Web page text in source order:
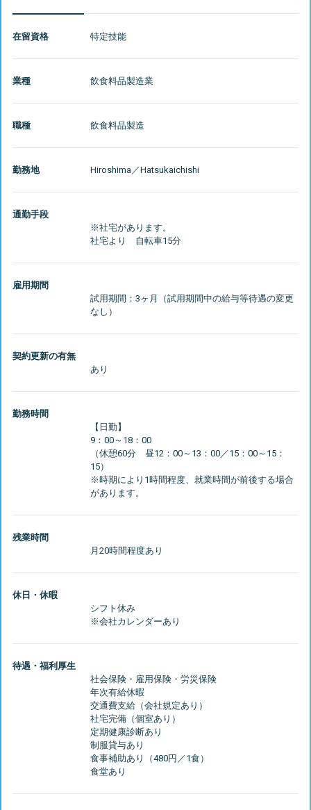
在留資格 特定技能
業種 飲食料品製造業
職種 飲食料品製造
勤務地 Hiroshima／Hatsukaichishi
通勤手段
※社宅があります。
雇用期間
試用期間：3ヶ月（試用期間中の給与等待遇の変更
契約更新の有無
勤務時間
【日勤】
9：00～18：00
（休憩60分 昼12：00～13：00／15：00～15：
15）
※時期により1時間程度、就業時間が前後する場合
残業時間
休日・休暇
シフト休み
待遇・福利厚生
社会保険・雇用保険・労災保険
年次有給休暇
交通費支給（会社規定あり）
社宅完備（個室あり）
定期健康診断あり
制服貸与あり
食事補助あり（480円／1食）